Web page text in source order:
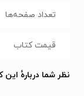
تعداد صفحه‌ها
قیمت کتاب
نظر شما دربارهٔ این